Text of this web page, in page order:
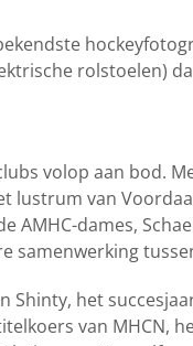
rolstoelen)
volop aan bod.
lustrum van
AMHC-dames,
samenwerking
Shinty, het
van MHCN,